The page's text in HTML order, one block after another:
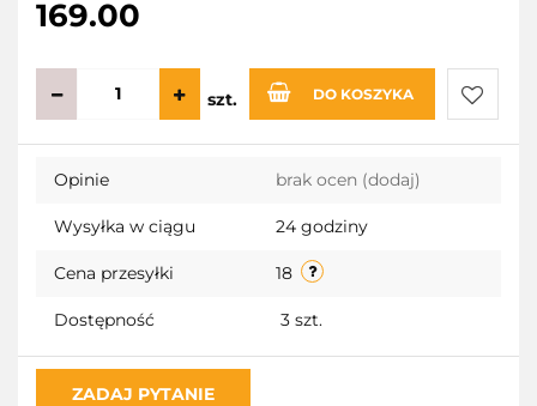
169.00
szt. DO KOSZYKA
Do
Opinie brak ocen (dodaj)
Wysyłka w ciągu 24 godziny
Cena przesyłki 18
Dostępność 3 szt.
ZADAJ PYTANIE